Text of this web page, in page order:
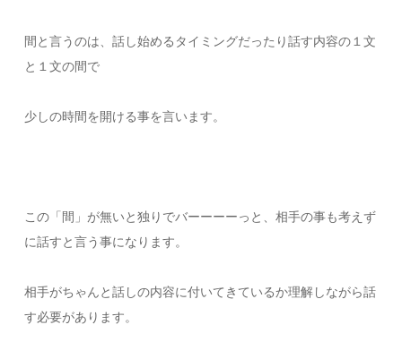
間と言うのは、話し始めるタイミングだったり話す内容の１文
と１文の間で
少しの時間を開ける事を言います。
この「間」が無いと独りでバーーーーっと、相手の事も考えず
に話すと言う事になります。
相手がちゃんと話しの内容に付いてきているか理解しながら話
す必要があります。